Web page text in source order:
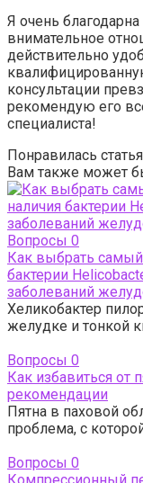
Я очень
внимательное
действительно
консультации
рекомендую его
специалиста!
Понравилась
Вам также может
Вопросы 0
Как выбрать
бактерии
заболеваний
Хеликобактер
желудке и тонкой
Вопросы 0
Как избавиться от
рекомендации
Пятна в паховой
проблема, с
Вопросы 0